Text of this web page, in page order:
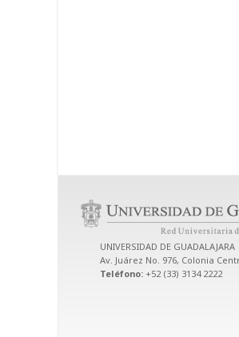
UNIVERSIDAD DE GUADALAJARA
Av. Juárez No. 976, Colonia
Teléfono: +52 (33) 3134 2222